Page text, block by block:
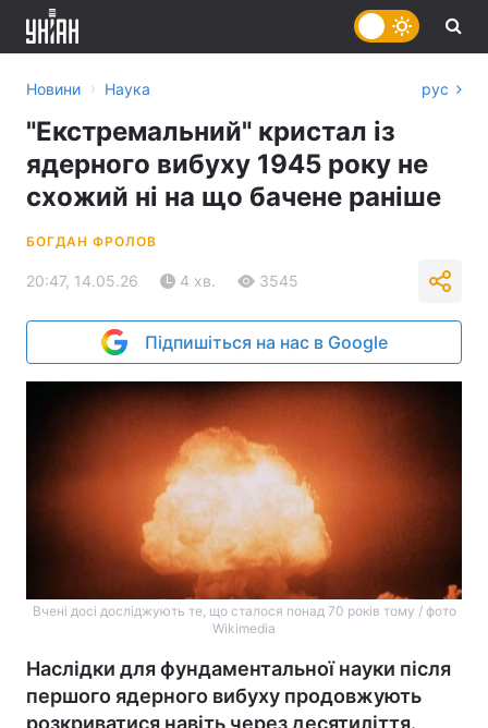
Новини › Наука рус
"Екстремальний" кристал із
ядерного вибуху 1945 року не
схожий ні на що бачене раніше
БОГДАН ФРОЛОВ
20:47, 14.05.26 4 хв. 3545
Підпишіться на нас в Google
Вчені досі досліджують те, що сталося понад 70 років тому / фото
Wikimedia
Наслідки для фундаментальної науки після
першого ядерного вибуху продовжують
розкриватися навіть через десятиліття.